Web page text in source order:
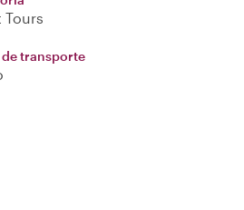
Tours
de transporte